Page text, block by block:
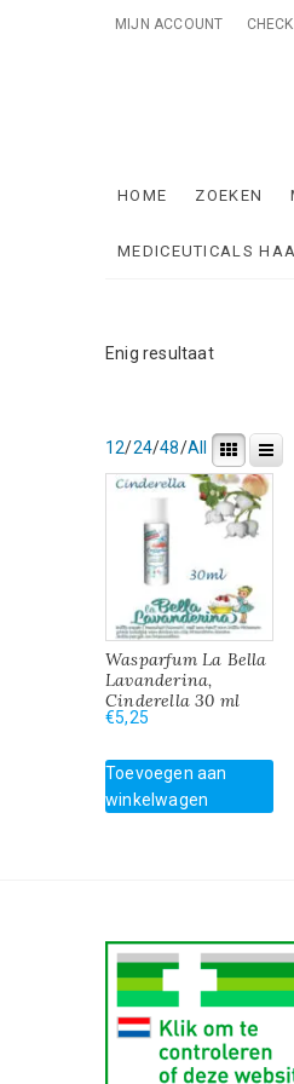
MIJN ACCOUNT
HOME ZOEKEN
MEDICEUTICALS
Enig resultaat
12/24/48/All
Wasparfum La Bella
Lavanderina,
Cinderella 30 ml
€5,25
Toevoegen aan
winkelwagen